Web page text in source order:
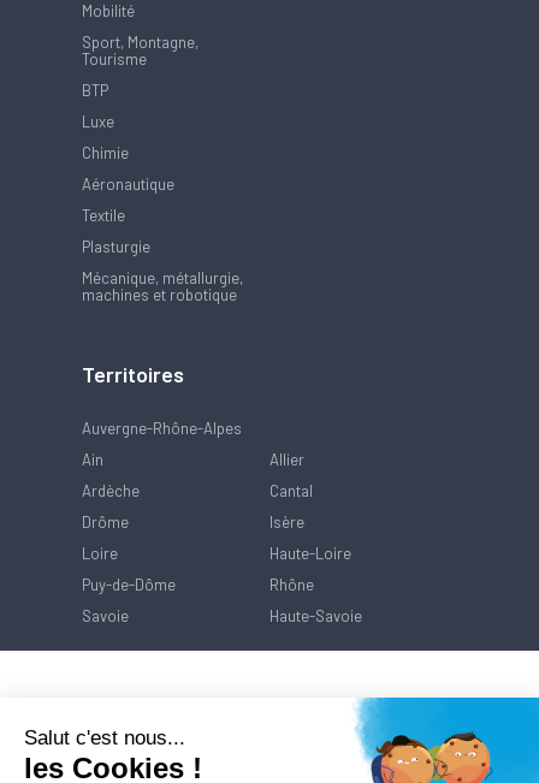
Mobilité
Sport, Montagne,
Tourisme
BTP
Luxe
Chimie
Aéronautique
Textile
Plasturgie
Mécanique, métallurgie,
machines et robotique
Territoires
Auvergne-Rhône-Alpes
Ain
Allier
Ardèche
Cantal
Drôme
Isère
Loire
Haute-Loire
Puy-de-Dôme
Rhône
Savoie
Haute-Savoie
Salut c'est nous...
les Cookies !